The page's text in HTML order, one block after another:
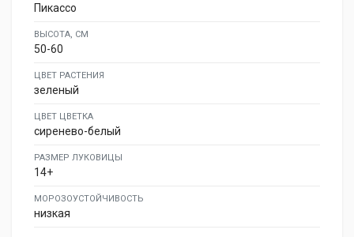
Пикассо
ВЫСОТА, СМ
50-60
ЦВЕТ РАСТЕНИЯ
зеленый
ЦВЕТ ЦВЕТКА
сиренево-белый
РАЗМЕР ЛУКОВИЦЫ
14+
МОРОЗОУСТОЙЧИВОСТЬ
низкая